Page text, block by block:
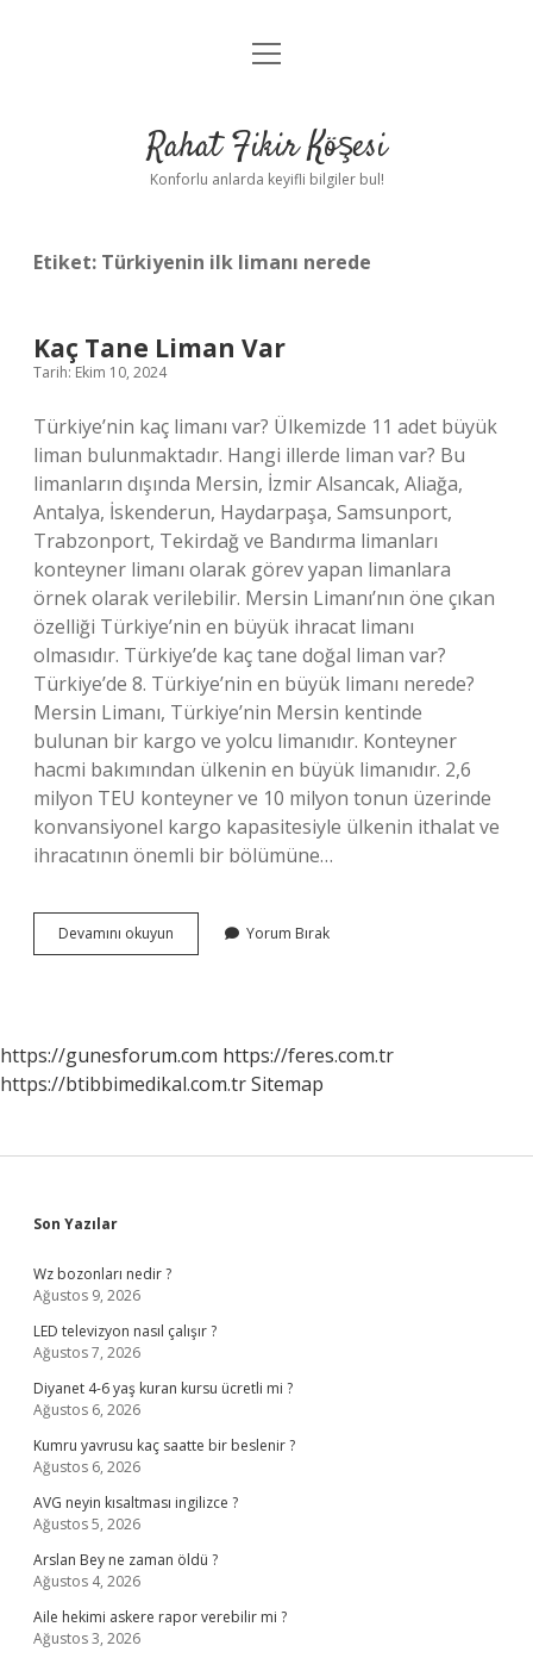
Anasayfa
Yasal Uyarı
menüyü
Rahat Fikir Köşesi
Konforlu anlarda keyifli bilgiler bul!
Etiket: Türkiyenin ilk limanı nerede
Kaç Tane Liman Var
Tarih: Ekim 10, 2024
Türkiye’nin kaç limanı var? Ülkemizde 11 adet büyük
liman bulunmaktadır. Hangi illerde liman var? Bu
limanların dışında Mersin, İzmir Alsancak, Aliağa,
Antalya, İskenderun, Haydarpaşa, Samsunport,
Trabzonport, Tekirdağ ve Bandırma limanları
konteyner limanı olarak görev yapan limanlara
örnek olarak verilebilir. Mersin Limanı’nın öne çıkan
özelliği Türkiye’nin en büyük ihracat limanı
olmasıdır. Türkiye’de kaç tane doğal liman var?
Türkiye’de 8. Türkiye’nin en büyük limanı nerede?
Mersin Limanı, Türkiye’nin Mersin kentinde
bulunan bir kargo ve yolcu limanıdır. Konteyner
hacmi bakımından ülkenin en büyük limanıdır. 2,6
milyon TEU konteyner ve 10 milyon tonun üzerinde
konvansiyonel kargo kapasitesiyle ülkenin ithalat ve
ihracatının önemli bir bölümüne…
Devamını okuyun
Tane
Yorum Bırak
https://gunesforum.com https://feres.com.tr
https://btibbimedikal.com.trSitemap
Sidebar
Son Yazılar
Wz bozonları nedir ?
Ağustos 9, 2026
LED televizyon nasıl çalışır ?
Ağustos 7, 2026
Diyanet 4-6 yaş kuran kursu ücretli mi ?
Ağustos 6, 2026
Kumru yavrusu kaç saatte bir beslenir ?
Ağustos 6, 2026
AVG neyin kısaltması ingilizce ?
Ağustos 5, 2026
Arslan Bey ne zaman öldü ?
Ağustos 4, 2026
Aile hekimi askere rapor verebilir mi ?
Ağustos 3, 2026